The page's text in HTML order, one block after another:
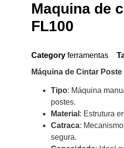
Maquina de
FL100
Category ferramentas
Máquina de Cintar
Tipo: Máquina
postes.
Material : Estrutura
Catraca:
segura.